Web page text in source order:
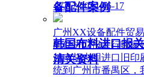
넶712 2024-06-17
韩国布料进口报
清关资料
备配件案例
广州XX设备配件贸
配件进口报关行哪家
越南胡志明进口旧印
统到广州市番禺区，